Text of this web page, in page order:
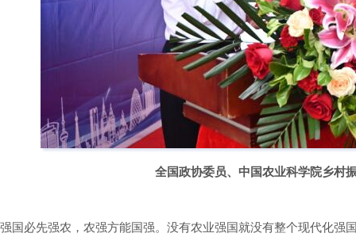
全国政协委员、中国农业科学院乡村
强国必先强农，农强方能国强。没有农业强国就没有整个现代化强